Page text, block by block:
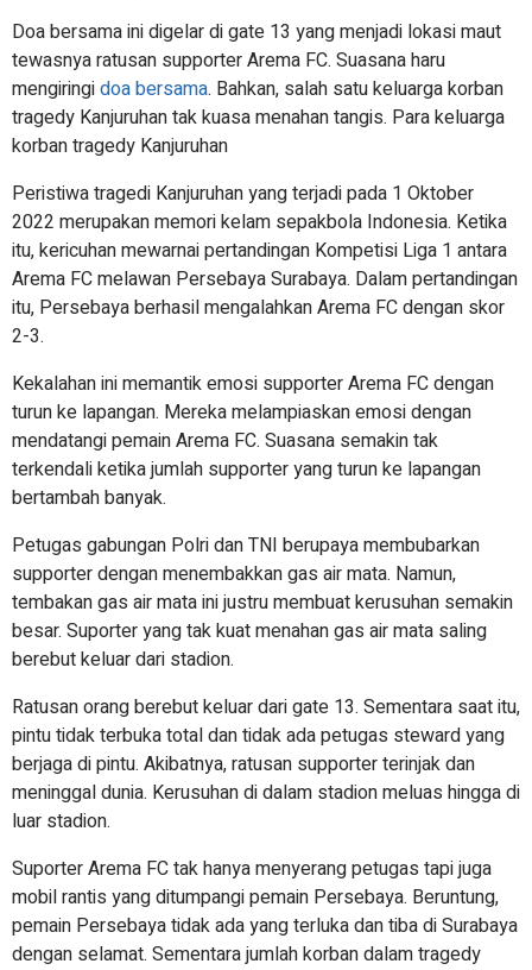
Doa bersama ini digelar di gate 13 yang menjadi lokasi maut
tewasnya ratusan supporter Arema FC. Suasana haru
mengiringidoa bersama. Bahkan, salah satu keluarga korban
tragedy Kanjuruhan tak kuasa menahan tangis. Para keluarga
korban tragedy Kanjuruhan
Peristiwa tragedi Kanjuruhan yang terjadi pada 1 Oktober
2022 merupakan memori kelam sepakbola Indonesia. Ketika
itu, kericuhan mewarnai pertandingan Kompetisi Liga 1 antara
Arema FC melawan Persebaya Surabaya. Dalam pertandingan
itu, Persebaya berhasil mengalahkan Arema FC dengan skor
2-3.
Kekalahan ini memantik emosi supporter Arema FC dengan
turun ke lapangan. Mereka melampiaskan emosi dengan
mendatangi pemain Arema FC. Suasana semakin tak
terkendali ketika jumlah supporter yang turun ke lapangan
bertambah banyak.
Petugas gabungan Polri dan TNI berupaya membubarkan
supporter dengan menembakkan gas air mata. Namun,
tembakan gas air mata ini justru membuat kerusuhan semakin
besar. Suporter yang tak kuat menahan gas air mata saling
berebut keluar dari stadion.
Ratusan orang berebut keluar dari gate 13. Sementara saat itu,
pintu tidak terbuka total dan tidak ada petugas steward yang
berjaga di pintu. Akibatnya, ratusan supporter terinjak dan
meninggal dunia. Kerusuhan di dalam stadion meluas hingga di
luar stadion.
Suporter Arema FC tak hanya menyerang petugas tapi juga
mobil rantis yang ditumpangi pemain Persebaya. Beruntung,
pemain Persebaya tidak ada yang terluka dan tiba di Surabaya
dengan selamat. Sementara jumlah korban dalam tragedy